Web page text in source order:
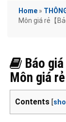
Home »
Môn giá rẻ【
Báo
Môn giá
Contents [